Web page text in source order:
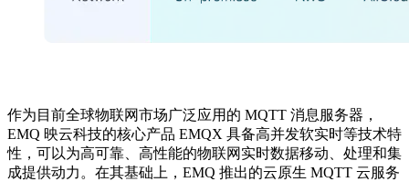
作为目前全球物联网市场广泛应用的 MQTT 消息服务器，
EMQ 映云科技的核心产品 EMQX 具备高并发软实时等技术特
性，可以为高可靠、高性能的物联网实时数据移动、处理和集
成提供动力。在其基础上，EMQ 推出的云原生 MQTT 云服务